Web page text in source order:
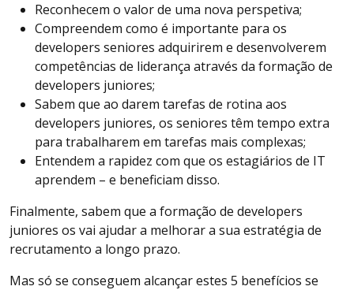
Reconhecem o valor de uma nova perspetiva;
Compreendem como é importante para os
developers seniores adquirirem e desenvolverem
competências de liderança através da formação de
developers juniores;
Sabem que ao darem tarefas de rotina aos
developers juniores, os seniores têm tempo extra
para trabalharem em tarefas mais complexas;
Entendem a rapidez com que os estagiários de IT
aprendem – e beneficiam disso.
Finalmente, sabem que a formação de developers
juniores os vai ajudar a melhorar a sua estratégia de
recrutamento a longo prazo.
Mas só se conseguem alcançar estes 5 benefícios se